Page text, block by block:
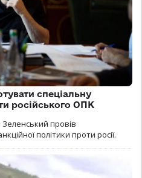
спеціальну
російського ОПК
провів
політики проти росії.